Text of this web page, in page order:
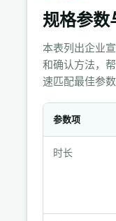
规格参数
本表列出企业
和确认方法，
速匹配最佳参数
与
参数项
时长